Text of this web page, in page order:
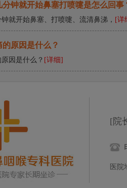
是耳朵里面长石头吗？
钟就开始鼻塞打喷嚏是怎么回事
就开始鼻塞、打喷嚏、流清鼻涕， [详
原因是什么？
因是什么？ [详细]
[院
医院